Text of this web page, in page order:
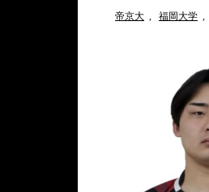
帝京大 , 福岡大学 ,